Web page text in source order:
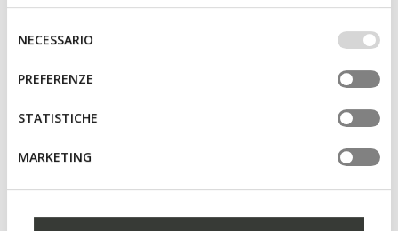
base dei tuoi gusti ed interessi. Selezionando
IMPOSTAZIONI potrai anche scegliere quali cookies ed
altri strumenti di tracciamento autorizzare. Per maggiori
informazioni o per modificare in qualsiasi momento le
tue impostazioni, visita la nostra
consenso
NECESSARIO
PREFERENZE
STATISTICHE
MARKETING
You may also like